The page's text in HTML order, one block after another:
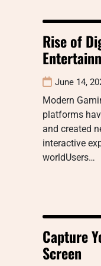
Rise of
June 14,
Modern
platforms
and created
interactive
worldUsers…
Capture
Screen